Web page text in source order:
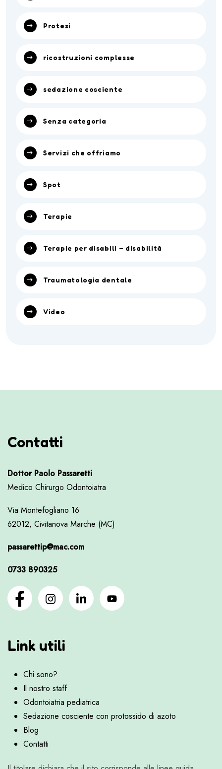
Protesi
ricostruzioni complesse
sedazione cosciente
Senza categoria
Servizi che offriamo
Spot
Terapie
Terapie per disabili – disabilità
Traumatologia dentale
Video
Contatti
Dottor Paolo Passaretti
Medico Chirurgo Odontoiatra
Via Montefogliano 16
62012, Civitanova Marche (MC)
passarettip@mac.com
0733 890325
Link utili
Chi sono?
Il nostro staff
Odontoiatria pediatrica
Sedazione cosciente con protossido di azoto
Blog
Contatti